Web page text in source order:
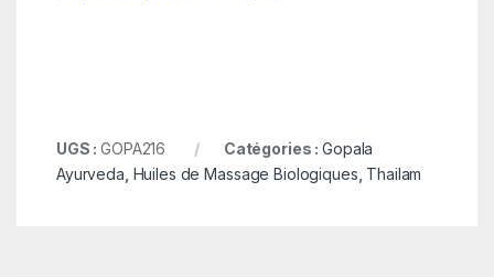
UGS :GOPA216 Catégories :Gopala
Ayurveda Huiles de Massage Biologiques Thailam